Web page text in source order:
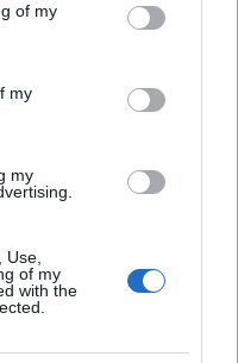
of my
my
my
of my
with the
малко събитие: